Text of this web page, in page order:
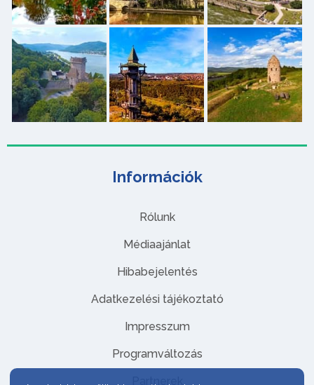
Információk
Rólunk
Médiaajánlat
Hibabejelentés
Adatkezelési tájékoztató
Impresszum
Programváltozás
Partnerek